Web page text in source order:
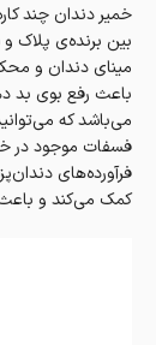
خمیر دندان چند
بین برنده‌ی پلاک
مینای دندان و
باعث‌ رفع بوی
می‌باشد که
فسفات مو‌جود در
فرآورده‌های
کمک می‌کند و